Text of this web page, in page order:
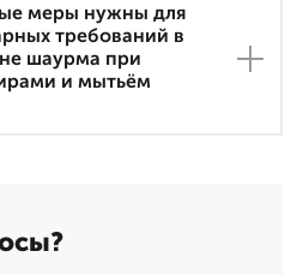
меры нужны для
требований в
шаурма при
и мытьём